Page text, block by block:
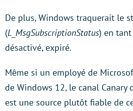
De plus, Windows traquerait le
(L_MsgSubscriptionStatus) en tant
désactivé, expiré.
Même si un employé de
de Windows 12, le canal Canary
est une source plutôt fiable de